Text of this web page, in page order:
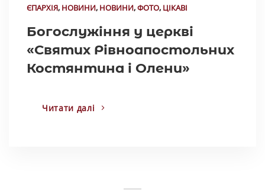
ЄПАРХІЯ, НОВИНИ, НОВИНИ,ФОТО, ЦІКАВІ
Богослужіння у церкві
«Святих Рівноапостольних
Костянтина і Олени»
Читати далі